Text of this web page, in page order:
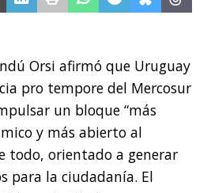
Orsi afirmó que Uruguay
pro tempore del Mercosur
un bloque “más
y más abierto al
todo, orientado a generar
para la ciudadanía. El